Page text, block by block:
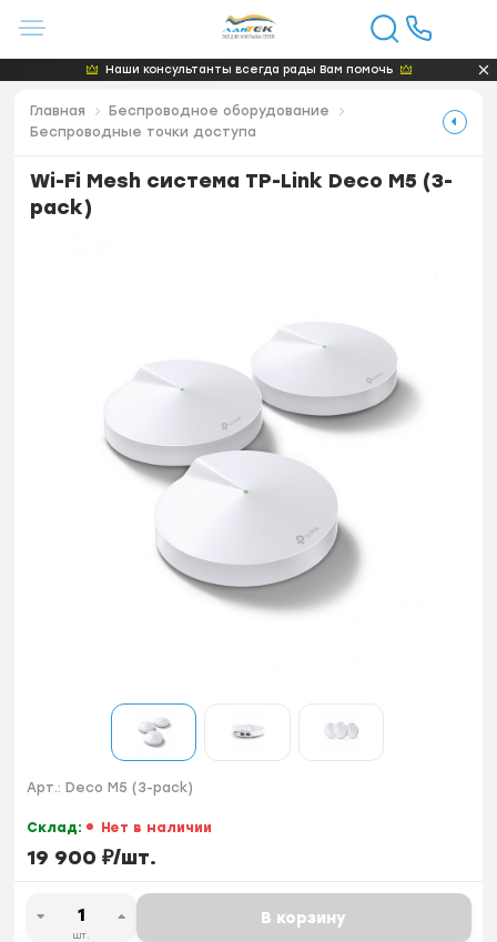
Наши консультанты всегда рады Вам помочь
Главная
Беспроводное оборудование
Беспроводные точки доступа
Wi-Fi Mesh система TP-Link Deco M5 (3-
pack)
Арт.: Deco M5 (3-pack)
Склад: Нет в наличии
19 900 ₽/шт.
шт.
В корзину